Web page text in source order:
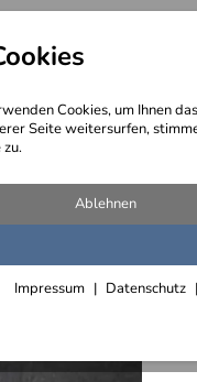
Cookies, um Ihnen
Seite weitersurfen,
Ablehnen
Impressum Datenschutz